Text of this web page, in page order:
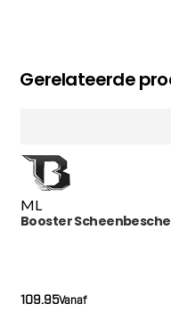
Gerelateerde
ML
Booster
Vanaf
109.95